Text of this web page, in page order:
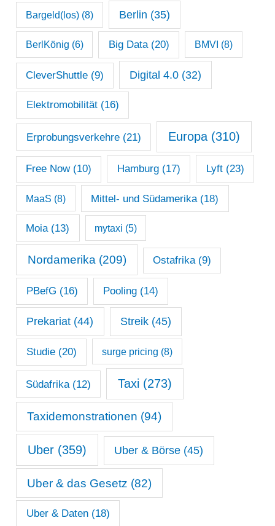
h
Bargeld(los)(8) Berlin (35)
BerlKönig (6) Big Data(20) BMVI (8)
CleverShuttle (9) Digital 4.0(32)
Elektromobilität(16)
Erprobungsverkehre(21) Europa (310)
Free Now(10) Hamburg(17) Lyft(23)
MaaS (8) Mittel- und Südamerika (18)
Moia (13) mytaxi (5)
Nordamerika (209) Ostafrika(9)
PBefG (16) Pooling (14)
Prekariat (44) Streik(45)
Studie(20) surge pricing (8)
Südafrika (12) Taxi (273)
Taxidemonstrationen (94)
Uber (359) Uber & Börse (45)
Uber & das Gesetz (82)
Uber & Daten(18)